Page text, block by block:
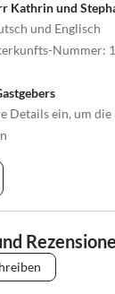
Kathrin und
und Englisch
Nummer:
Details ein, um